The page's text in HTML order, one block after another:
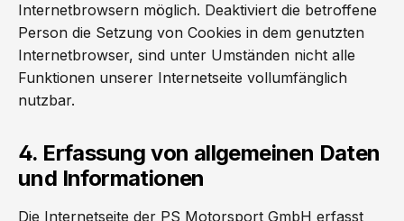
Internetbrowsern möglich. Deaktiviert die betroffene
Person die Setzung von Cookies in dem genutzten
Internetbrowser, sind unter Umständen nicht alle
Funktionen unserer Internetseite vollumfänglich
nutzbar.
4. Erfassung von allgemeinen Daten
und Informationen
Die Internetseite der PS Motorsport GmbH erfasst